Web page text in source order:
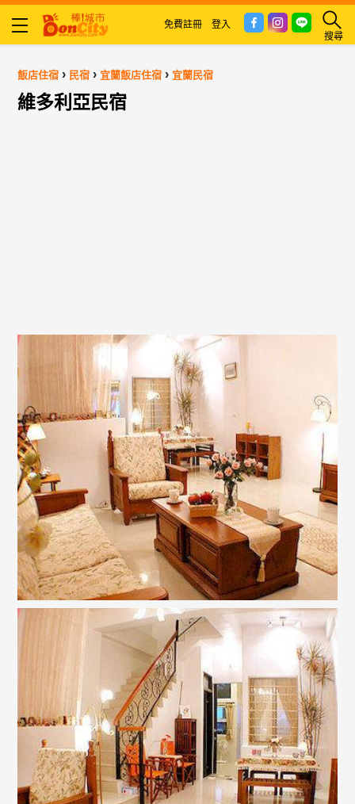
搜尋
免費註冊 登入
飯店住宿 › 民宿 › 宜蘭飯店住宿 › 宜蘭民宿
維多利亞民宿